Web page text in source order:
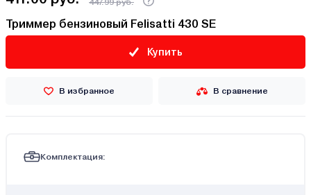
447.99 руб.
Триммер бензиновый Felisatti 430 SE
Купить
В избранное В сравнение
Комплектация: